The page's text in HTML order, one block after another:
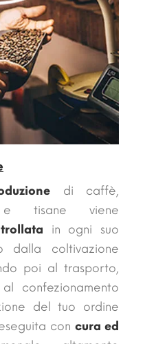
di caffè,
tisane viene
in ogni suo
dalla coltivazione
poi al trasporto,
confezionamento
del tuo ordine
con cura ed